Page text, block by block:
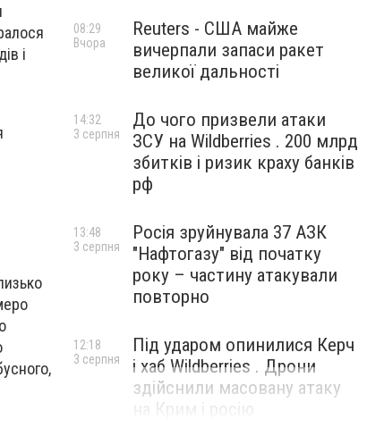
і
Reuters - США майже
вичерпали запаси ракет
великої дальності
08:29
Вчора
До чого призвели атаки
ЗСУ на Wildberries . 200 млрд
збитків і ризик краху банків
рф
14:32
3 серпня
Росія зруйнувала 37 АЗК
"Нафтогазу" від початку
року – частину атакували
повторно
13:48
3 серпня
Під ударом опинилися Керч
і хаб Wildberries . Дрони
здійснили масовану атаку
на Крим і росію
12:18
3 серпня